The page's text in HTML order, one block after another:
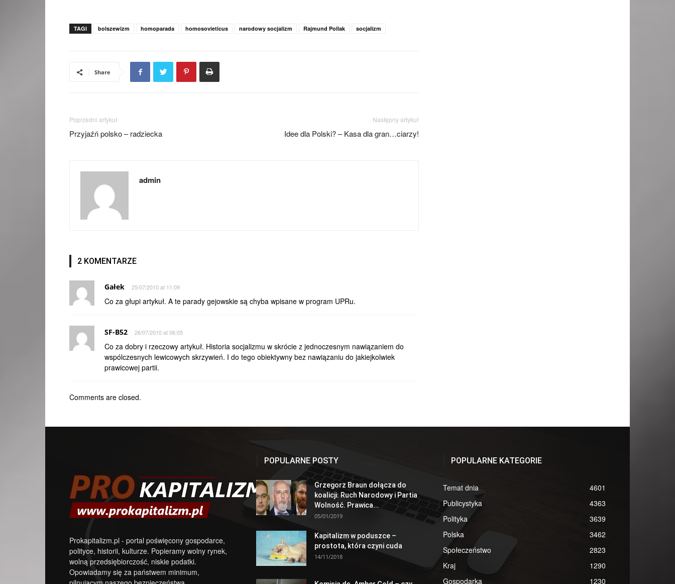
TAGI bolszewizm homoparada homosovieticus narodowy socjalizm Rajmund Pollak socjalizm
Share
Poprzedni artykuł
Przyjaźń polsko – radziecka
Następny artykuł
Idee dla Polski? – Kasa dla gran…ciarzy!
admin
2 KOMENTARZE
Gałek 25/07/2010 at 11:09
Co za głupi artykuł. A te parady gejowskie są chyba wpisane w program UPRu.
SF-B52 26/07/2010 at 06:05
Co za dobry i rzeczowy artykuł. Historia socjalizmu w skrócie z jednoczesnym nawiązaniem do
wspólczesnych lewicowych skrzywień. I do tego obiektywny bez nawiązaniu do jakiejkolwiek
prawicowej partii.
Comments are closed.
Prokapitalizm.pl - portal poświęcony gospodarce,
polityce, historii, kulturze. Popieramy wolny rynek,
wolną przedsiębiorczość, niskie podatki.
Opowiadamy się za państwem minimum,
POPULARNE POSTY
Grzegorz Braun dołącza do
koalicji: Ruch Narodowy i Partia
Wolność. Prawica...
05/01/2019
Kapitalizm w poduszce –
prostota, która czyni cuda
14/11/2018
POPULARNE KATEGORIE
Temat dnia
4601
Publicystyka
4363
Polityka
3639
Polska
3462
Społeczeństwo
2823
Kraj
1290
Gospodarka
1230